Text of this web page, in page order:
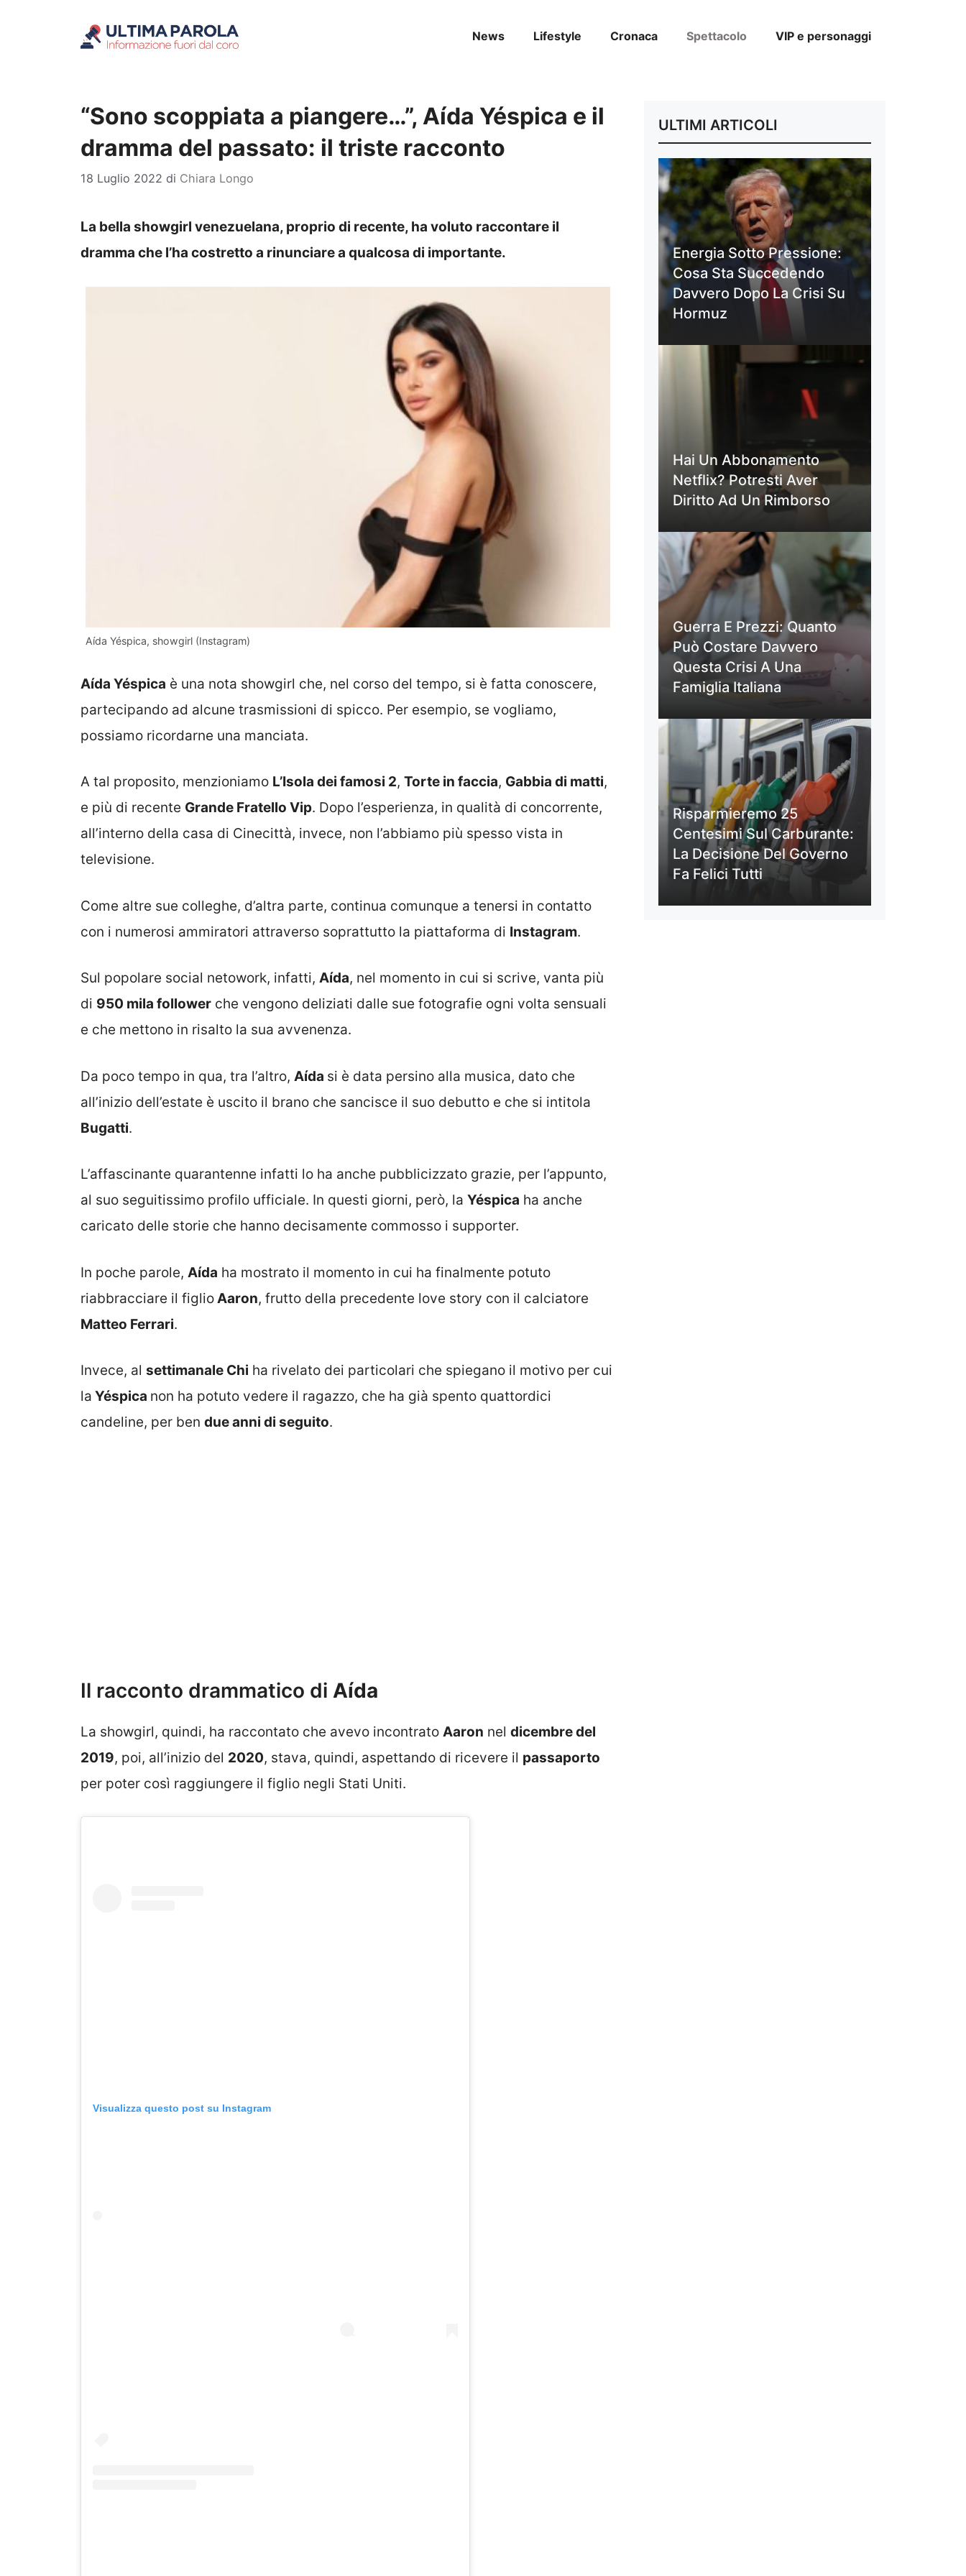
News Lifestyle Cronaca Spettacolo VIP e personaggi
“Sono scoppiata a piangere…”, Aída Yéspica e il
dramma del passato: il triste racconto
18 Luglio 2022 di Chiara Longo
La bella showgirl venezuelana, proprio di recente, ha voluto raccontare il
dramma che l’ha costretto a rinunciare a qualcosa di importante.
Aída Yéspica, showgirl (Instagram)
Aída Yéspica è una nota showgirl che, nel corso del tempo, si è fatta conoscere,
partecipando ad alcune trasmissioni di spicco. Per esempio, se vogliamo,
possiamo ricordarne una manciata.
A tal proposito, menzioniamo L’Isola dei famosi 2, Torte in faccia, Gabbia di matti,
e più di recente Grande Fratello Vip. Dopo l’esperienza, in qualità di concorrente,
all’interno della casa di Cinecittà, invece, non l’abbiamo più spesso vista in
televisione.
Come altre sue colleghe, d’altra parte, continua comunque a tenersi in contatto
con i numerosi ammiratori attraverso soprattutto la piattaforma di Instagram.
Sul popolare social netowork, infatti, Aída, nel momento in cui si scrive, vanta più
di 950 mila follower che vengono deliziati dalle sue fotografie ogni volta sensuali
e che mettono in risalto la sua avvenenza.
Da poco tempo in qua, tra l’altro, Aída si è data persino alla musica, dato che
all’inizio dell’estate è uscito il brano che sancisce il suo debutto e che si intitola
Bugatti.
L’affascinante quarantenne infatti lo ha anche pubblicizzato grazie, per l’appunto,
al suo seguitissimo profilo ufficiale. In questi giorni, però, la Yéspica ha anche
caricato delle storie che hanno decisamente commosso i supporter.
In poche parole, Aída ha mostrato il momento in cui ha finalmente potuto
riabbracciare il figlio Aaron, frutto della precedente love story con il calciatore
Matteo Ferrari.
Invece, al settimanale Chi ha rivelato dei particolari che spiegano il motivo per cui
la Yéspica non ha potuto vedere il ragazzo, che ha già spento quattordici
candeline, per ben due anni di seguito.
Il racconto drammatico di Aída
La showgirl, quindi, ha raccontato che avevo incontrato Aaron nel dicembre del
2019, poi, all’inizio del 2020, stava, quindi, aspettando di ricevere il passaporto
per poter così raggiungere il figlio negli Stati Uniti.
Visualizza questo post su Instagram
ULTIMI ARTICOLI
Energia Sotto Pressione:
Cosa Sta Succedendo
Davvero Dopo La Crisi Su
Hormuz
Hai Un Abbonamento
Netflix? Potresti Aver
Diritto Ad Un Rimborso
Guerra E Prezzi: Quanto
Può Costare Davvero
Questa Crisi A Una
Famiglia Italiana
Risparmieremo 25
Centesimi Sul Carburante:
La Decisione Del Governo
Fa Felici Tutti